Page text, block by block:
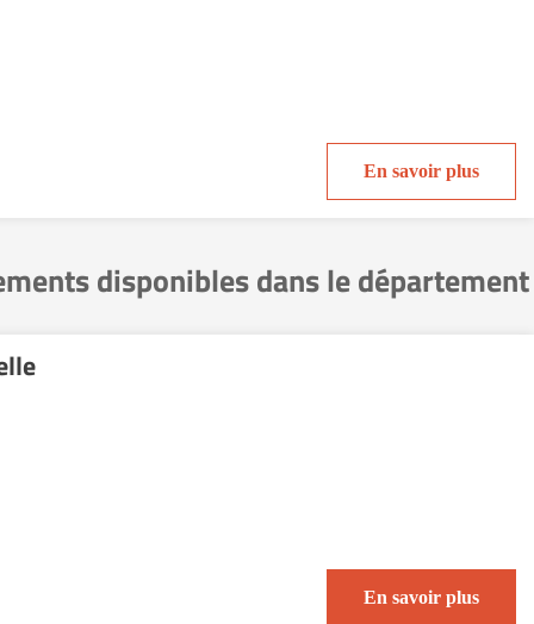
En savoir plus
disponibles dans le département
En savoir plus